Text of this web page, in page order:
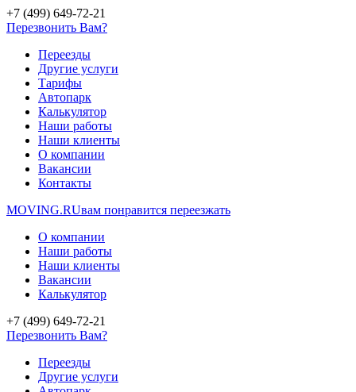
+7 (499) 649-72-21
Перезвонить Вам?
Переезды
Другие услуги
Тарифы
Автопарк
Калькулятор
Наши работы
Наши клиенты
О компании
Вакансии
Контакты
MOVING.RUвам понравится переезжать
О компании
Наши работы
Наши клиенты
Вакансии
Калькулятор
+7 (499) 649-72-21
Перезвонить Вам?
Переезды
Другие услуги